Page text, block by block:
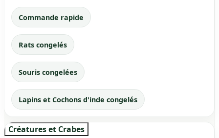
Commande rapide
Rats congelés
Souris congelées
Lapins et Cochons d'inde congelés
Créatures et Crabes